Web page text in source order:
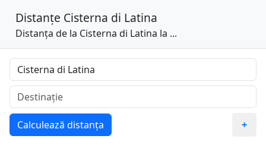
Distanțe Cisterna di Latina
Distanța de la Cisterna di Latina la ...
Calculează distanța +